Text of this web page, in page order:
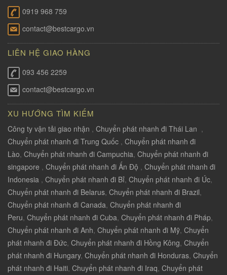
0919 968 759
contact@bestcargo.vn
LIÊN HỆ GIAO HÀNG
093 456 2259
contact@bestcargo.vn
XU HƯỚNG TÌM KIẾM
Công ty vận tải giao nhận , Chuyển phát nhanh đi Thái Lan ,
Chuyển phát nhanh đi Trung Quốc , Chuyển phát nhanh đi
Lào, Chuyển phát nhanh đi Campuchia, Chuyển phát nhanh đi
singapore , Chuyển phát nhanh đi Ấn Độ , Chuyển phát nhanh đi
Indonesia , Chuyển phát nhanh đi Bỉ, Chuyển phát nhanh đi Úc,
Chuyển phát nhanh đi Belarus, Chuyển phát nhanh đi Brazil,
Chuyển phát nhanh đi Canada, Chuyển phát nhanh đi
Peru, Chuyển phát nhanh đi Cuba, Chuyển phát nhanh đi Pháp,
Chuyển phát nhanh đi Anh, Chuyển phát nhanh đi Mỹ, Chuyển
phát nhanh đi Đức, Chuyển phát nhanh đi Hồng Kông, Chuyển
phát nhanh đi Hungary, Chuyển phát nhanh đi Honduras, Chuyển
phát nhanh đi Haiti, Chuyển phát nhanh đi Iraq, Chuyển phát